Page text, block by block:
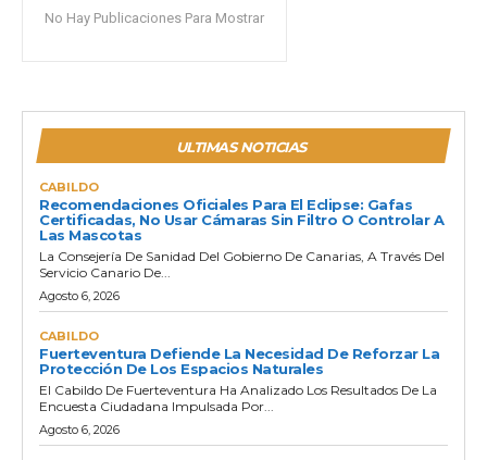
No Hay Publicaciones Para Mostrar
ULTIMAS NOTICIAS
CABILDO
Recomendaciones Oficiales Para El Eclipse: Gafas
Certificadas, No Usar Cámaras Sin Filtro O Controlar A
Las Mascotas
La Consejería De Sanidad Del Gobierno De Canarias, A Través Del
Servicio Canario De...
Agosto 6, 2026
CABILDO
Fuerteventura Defiende La Necesidad De Reforzar La
Protección De Los Espacios Naturales
El Cabildo De Fuerteventura Ha Analizado Los Resultados De La
Encuesta Ciudadana Impulsada Por...
Agosto 6, 2026